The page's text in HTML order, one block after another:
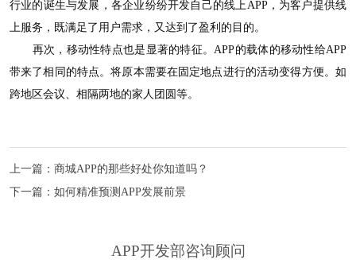
行业的诞生与发展，各企业纷纷开发自己的线上APP，为客户提供线
上服务，既满足了用户需求，又达到了盈利的目的。
再次，移动性特点也是显著的特征。APP的载体的移动性给APP
带来了相同的特点。将原本需要在固定地点进行的活动变得方便。如
跨地区会议、相隔两地的家人团圆等。
上一篇： 商城APP的那些好处你知道吗？
下一篇： 如何精准预测APP发展前景
APP开发部咨询顾问